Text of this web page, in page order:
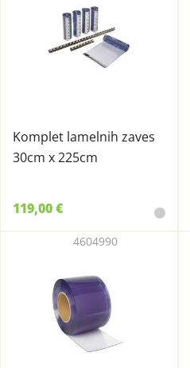
Komplet lamelnih zaves
30cm x 225cm
119,00 €
4604990